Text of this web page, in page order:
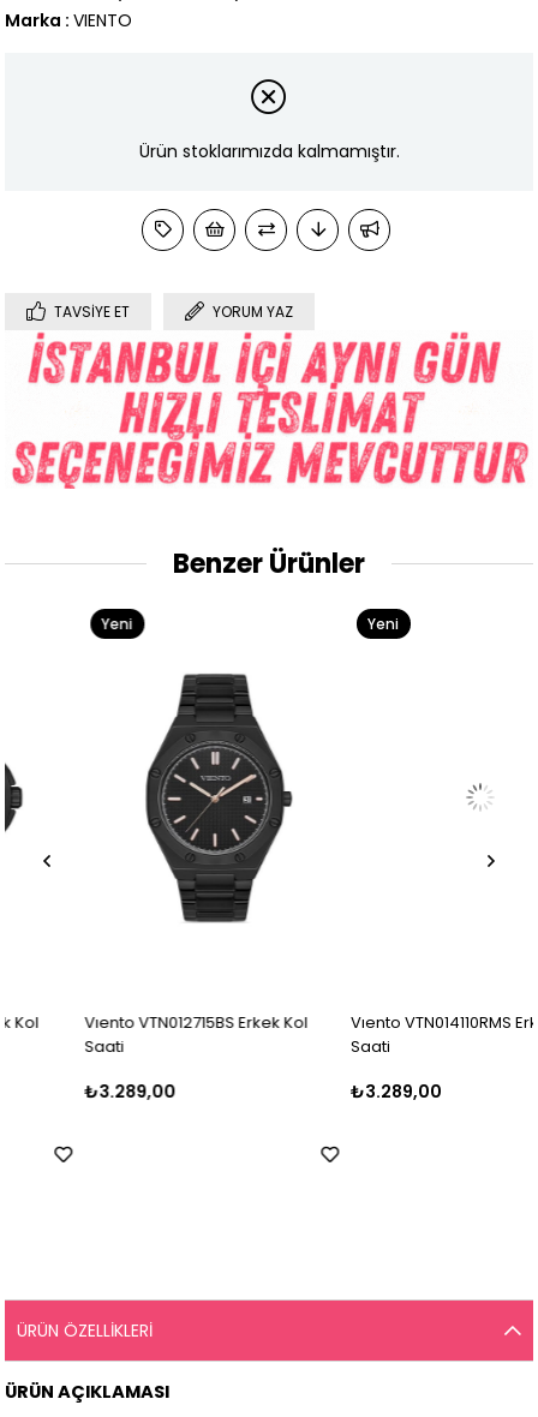
Marka : VIENTO
Ürün stoklarımızda kalmamıştır.
TAVSIYE ET YORUM YAZ
Benzer Ürünler
Vıento VTN012715BS Erkek Kol
₺3.289,00
Vıento VTN014110RMS Erkek Kol
₺3.289,00
ÜRÜN ÖZELLIKLERI
ÜRÜN AÇIKLAMASI